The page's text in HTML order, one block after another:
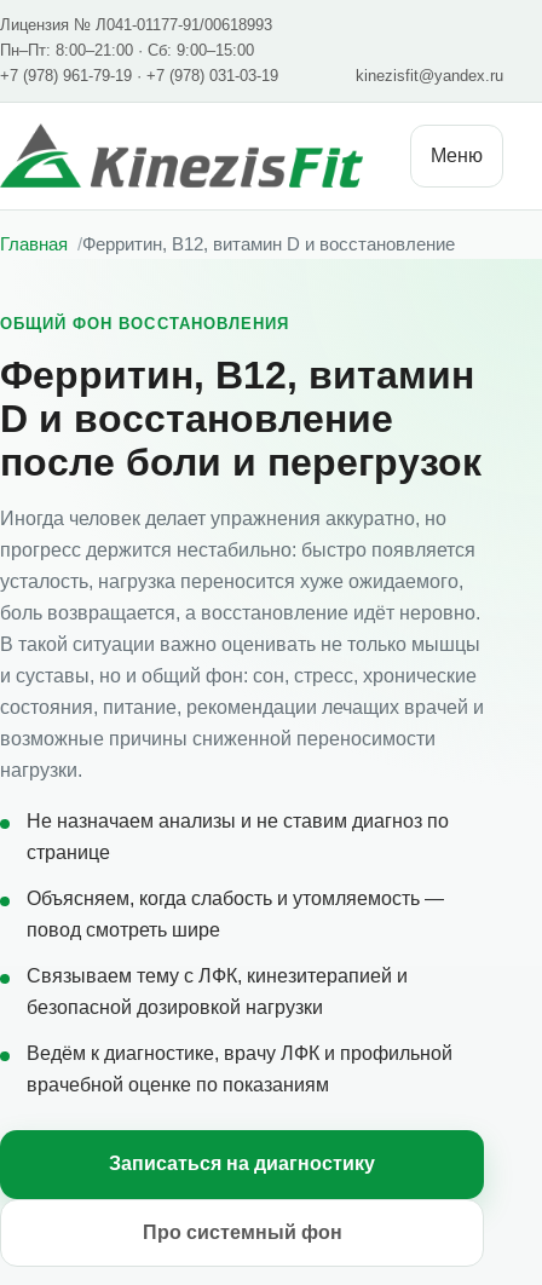
Лицензия № Л041-01177-91/00618993
Пн–Пт: 8:00–21:00 · Сб: 9:00–15:00
+7 (978) 961-79-19 · +7 (978) 031-03-19 kinezisfit@yandex.ru
Меню
Главная Ферритин, B12, витамин D и восстановление
ОБЩИЙ ФОН ВОССТАНОВЛЕНИЯ
Ферритин, B12, витамин
D и восстановление
после боли и перегрузок
Иногда человек делает упражнения аккуратно, но
прогресс держится нестабильно: быстро появляется
усталость, нагрузка переносится хуже ожидаемого,
боль возвращается, а восстановление идёт неровно.
В такой ситуации важно оценивать не только мышцы
и суставы, но и общий фон: сон, стресс, хронические
состояния, питание, рекомендации лечащих врачей и
возможные причины сниженной переносимости
нагрузки.
Не назначаем анализы и не ставим диагноз по
странице
Объясняем, когда слабость и утомляемость —
повод смотреть шире
Связываем тему с ЛФК, кинезитерапией и
безопасной дозировкой нагрузки
Ведём к диагностике, врачу ЛФК и профильной
врачебной оценке по показаниям
Записаться на диагностику
Про системный фон